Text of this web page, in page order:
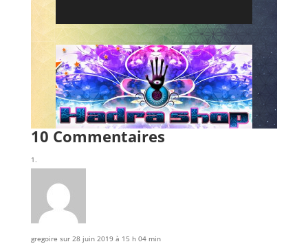
10 Commentaires
gregoire sur 28 juin 2019 à 15 h 04 min